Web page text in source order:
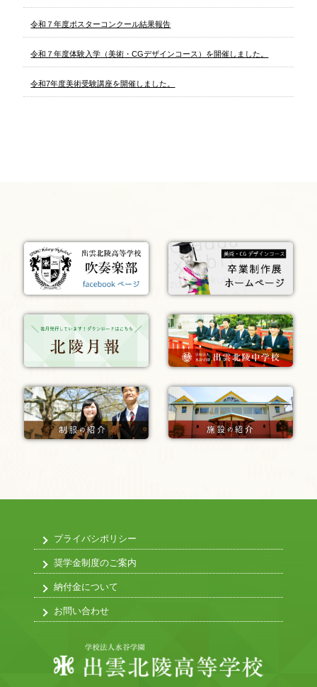
令和７年度ポスターコンクール結果報告
令和７年度体験入学（美術・CGデザインコース）を開催しました。
令和7年度美術受験講座を開催しました。
プライバシポリシー
奨学金制度のご案内
納付金について
お問い合わせ